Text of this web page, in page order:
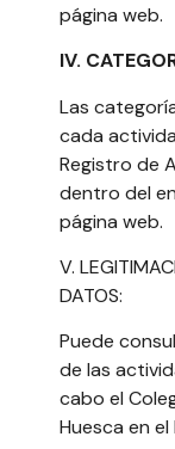
página web.
IV.
Las
cada
Registro de
dentro del
página web.
V.
DATOS:
Puede
de las
cabo el
Huesca en